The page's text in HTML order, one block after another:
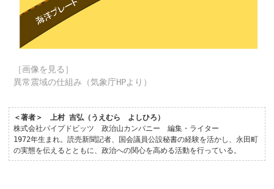
［画像を見る］
異常震域の仕組み（気象庁HPより）
＜著者＞ 上村 吉弘（うえむら よしひろ）
株式会社パイプドビッツ 政治山カンパニー 編集・ライター
1972年生まれ。読売新聞記者、国会議員公設秘書の経験を活かし、永田町
の実態を伝えるとともに、政治への関心を高める活動を行っている。